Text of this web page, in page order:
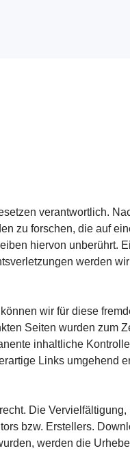
verantwortlich.
zu forschen, die auf
hiervon unberührt.
werden
wir für diese
Seiten wurden zum
inhaltliche
Links umgehend
Die
bzw. Erstellers.
werden die